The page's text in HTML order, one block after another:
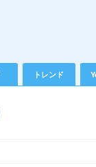
トレンド